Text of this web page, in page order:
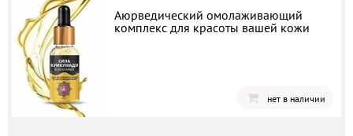
Аюрведический омолаживающий
комплекс для красоты вашей кожи
нет в наличии